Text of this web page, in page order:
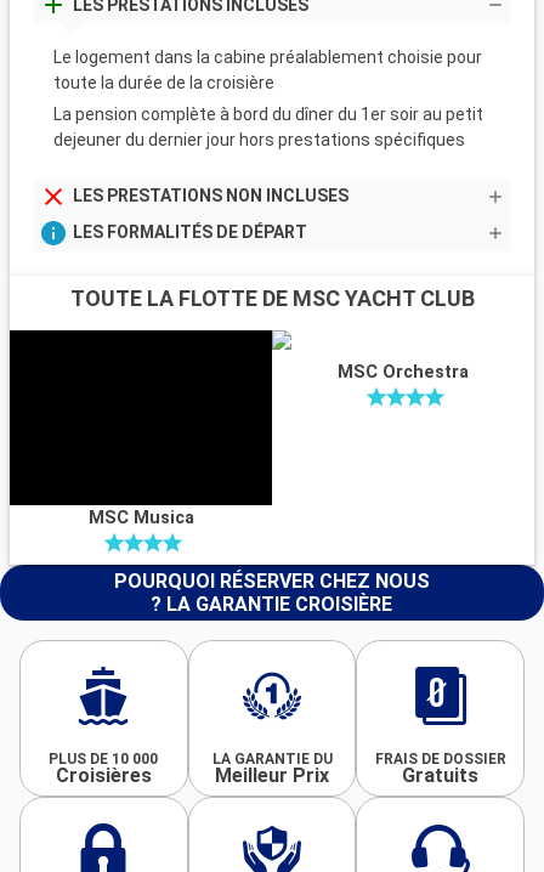
LES PRESTATIONS INCLUSES
Le logement dans la cabine préalablement choisie pour
toute la durée de la croisière
La pension complète à bord du dîner du 1er soir au petit
dejeuner du dernier jour hors prestations spécifiques
LES PRESTATIONS NON INCLUSES
LES FORMALITÉS DE DÉPART
TOUTE LA FLOTTE DE MSC YACHT CLUB
MSC Musica
MSC Orchestra
POURQUOI RÉSERVER CHEZ NOUS
? LA GARANTIE CROISIÈRE
PLUS DE 10 000
Croisières
LA GARANTIE DU
Meilleur Prix
FRAIS DE DOSSIER
Gratuits